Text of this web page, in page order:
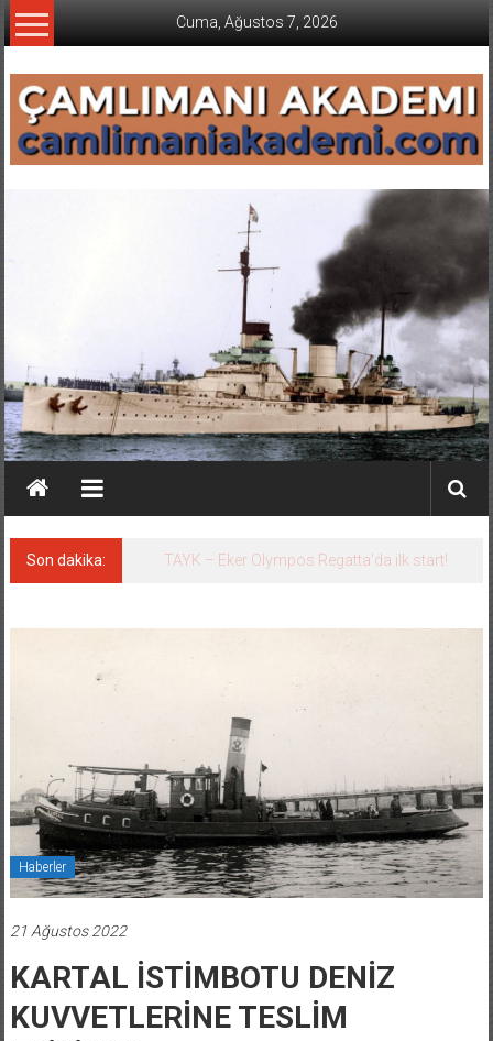
İçeriğe
geç
Cuma, Ağustos 7, 2026
Son dakika: TAYK – Eker Olympos Regatta’da ilk start!
Haberler
21 Ağustos 2022
KARTAL İSTİMBOTU DENİZ
KUVVETLERİNE TESLİM